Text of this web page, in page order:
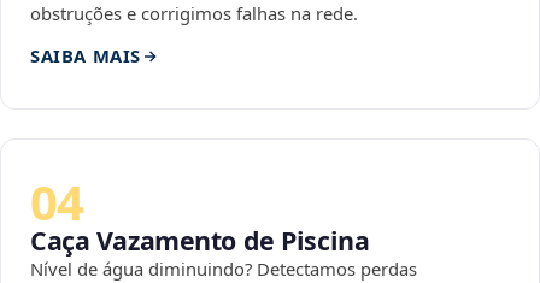
obstruções e corrigimos falhas na rede.
SAIBA MAIS
04
Caça Vazamento de Piscina
Nível de água diminuindo? Detectamos perdas